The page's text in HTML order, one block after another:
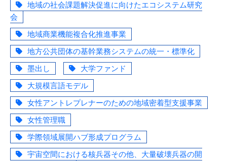
地域の社会課題解決促進に向けたエコシステム研究
会
地域商業機能複合化推進事業
地方公共団体の基幹業務システムの統一・標準化
墨出し
大学ファンド
大規模言語モデル
女性アントレプレナーのための地域密着型支援事業
女性管理職
学際領域展開ハブ形成プログラム
宇宙空間における核兵器その他、大量破壊兵器の開